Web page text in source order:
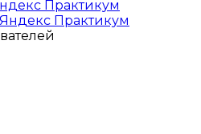
Практикум
Практикум